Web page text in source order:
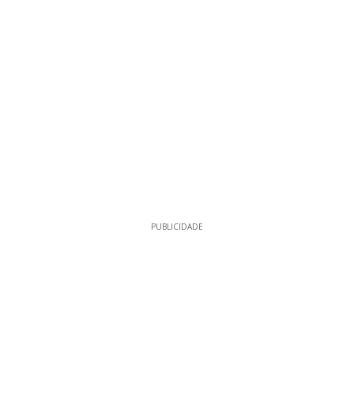
PUBLICIDADE